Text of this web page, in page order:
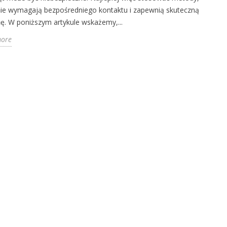
wymagają bezpośredniego kontaktu i zapewnią skuteczną
W poniższym artykule wskażemy,...